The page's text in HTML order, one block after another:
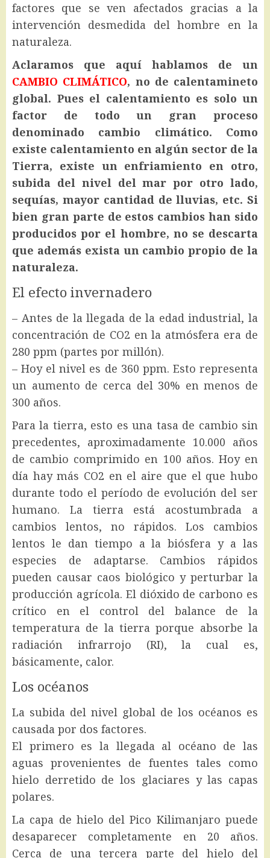
factores que se ven afectados gracias a la
intervención desmedida del hombre en la
naturaleza.
Aclaramos que aquí hablamos de un
CAMBIO CLIMÁTICO, no de calentamineto
global. Pues el calentamiento es solo un
factor de todo un gran proceso
denominado cambio climático. Como
existe calentamiento en algún sector de la
Tierra, existe un enfriamiento en otro,
subida del nivel del mar por otro lado,
sequías, mayor cantidad de lluvias, etc. Si
bien gran parte de estos cambios han sido
producidos por el hombre, no se descarta
que además exista un cambio propio de la
naturaleza.
El efecto invernadero
– Antes de la llegada de la edad industrial, la
concentración de CO2 en la atmósfera era de
280 ppm (partes por millón).
– Hoy el nivel es de 360 ppm. Esto representa
un aumento de cerca del 30% en menos de
300 años.
Para la tierra, esto es una tasa de cambio sin
precedentes, aproximadamente 10.000 años
de cambio comprimido en 100 años. Hoy en
día hay más CO2 en el aire que el que hubo
durante todo el período de evolución del ser
humano. La tierra está acostumbrada a
cambios lentos, no rápidos. Los cambios
lentos le dan tiempo a la biósfera y a las
especies de adaptarse. Cambios rápidos
pueden causar caos biológico y perturbar la
producción agrícola. El dióxido de carbono es
crítico en el control del balance de la
temperatura de la tierra porque absorbe la
radiación infrarrojo (RI), la cual es,
básicamente, calor.
Los océanos
La subida del nivel global de los océanos es
causada por dos factores.
El primero es la llegada al océano de las
aguas provenientes de fuentes tales como
hielo derretido de los glaciares y las capas
polares.
La capa de hielo del Pico Kilimanjaro puede
desaparecer completamente en 20 años.
Cerca de una tercera parte del hielo del